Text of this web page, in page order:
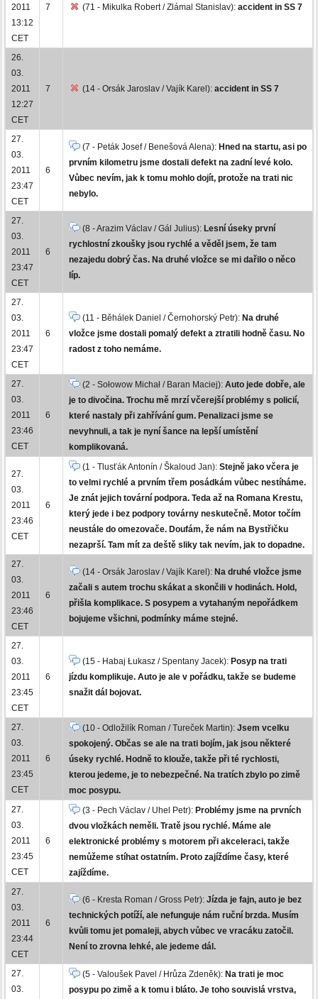
2011
13:12
CET
7 (71 - Mikulka Robert / Zlámal Stanislav): accident in SS 7
26.
03.
2011
12:27
CET
7 (14 - Orsák Jaroslav / Vajík Karel): accident in SS 7
27.
03.
2011
23:47
CET
6
(7 - Peták Josef / Benešová Alena): Hned na startu, asi po
prvním kilometru jsme dostali defekt na zadní levé kolo.
Vůbec nevím, jak k tomu mohlo dojít, protože na trati nic
nebylo.
27.
03.
2011
23:47
CET
6
(8 - Arazim Václav / Gál Julius): Lesní úseky první
rychlostní zkoušky jsou rychlé a věděl jsem, že tam
nezajedu dobrý čas. Na druhé vložce se mi dařilo o něco
líp.
27.
03.
2011
23:47
CET
6
(11 - Běhálek Daniel / Černohorský Petr): Na druhé
vložce jsme dostali pomalý defekt a ztratili hodně času. No
radost z toho nemáme.
27.
03.
2011
23:46
CET
6
(2 - Sołowow Michał / Baran Maciej): Auto jede dobře, ale
je to divočina. Trochu mě mrzí včerejší problémy s policií,
které nastaly při zahřívání gum. Penalizaci jsme se
nevyhnuli, a tak je nyní šance na lepší umístění
komplikovaná.
27.
03.
2011
23:46
CET
6
(1 - Tlusťák Antonín / Škaloud Jan): Stejně jako včera je
to velmi rychlé a prvním třem posádkám vůbec nestíháme.
Je znát jejich tovární podpora. Teda až na Romana Krestu,
který jede i bez podpory továrny neskutečně. Motor točím
neustále do omezovače. Doufám, že nám na Bystřičku
nezaprší. Tam mít za deště sliky tak nevím, jak to dopadne.
27.
03.
2011
23:46
CET
6
(14 - Orsák Jaroslav / Vajík Karel): Na druhé vložce jsme
začali s autem trochu skákat a skončili v hodinách. Hold,
přišla komplikace. S posypem a vytahaným nepořádkem
bojujeme všichni, podmínky máme stejné.
27.
03.
2011
23:45
CET
6
(15 - Habaj Łukasz / Spentany Jacek): Posyp na trati
jízdu komplikuje. Auto je ale v pořádku, takže se budeme
snažit dál bojovat.
27.
03.
2011
23:45
CET
6
(10 - Odložilík Roman / Tureček Martin): Jsem vcelku
spokojený. Občas se ale na trati bojím, jak jsou některé
úseky rychlé. Hodně to klouže, takže při té rychlosti,
kterou jedeme, je to nebezpečné. Na tratích zbylo po zimě
moc posypu.
27.
03.
2011
23:45
CET
6
(3 - Pech Václav / Uhel Petr): Problémy jsme na prvních
dvou vložkách neměli. Tratě jsou rychlé. Máme ale
elektronické problémy s motorem při akceleraci, takže
nemůžeme stíhat ostatním. Proto zajíždíme časy, které
zajíždíme.
27.
03.
2011
23:44
CET
6
(6 - Kresta Roman / Gross Petr): Jízda je fajn, auto je bez
technických potíží, ale nefunguje nám ruční brzda. Musím
kvůli tomu jet pomaleji, abych vůbec ve vracáku zatočil.
Není to zrovna lehké, ale jedeme dál.
27.
03.
(5 - Valoušek Pavel / Hrůza Zdeněk): Na trati je moc
posypu po zimě a k tomu i bláto. Je toho souvislá vrstva,